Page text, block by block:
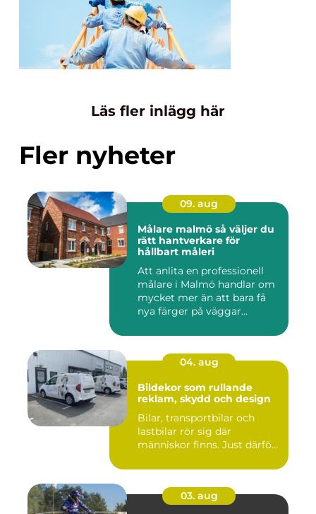
Läs fler inlägg här
Fler nyheter
09. aug
Målare malmö så väljer du
rätt hantverkare för
hållbart måleri
Att anlita en professionell
målare i Malmö handlar om
mycket mer än att bara få
nya färger på väggar...
04. aug
Bildekor som rullande
reklam, skydd och design
Bilar, transportbilar och
lastbilar rör sig där
människor finns. Just därfö...
03. aug